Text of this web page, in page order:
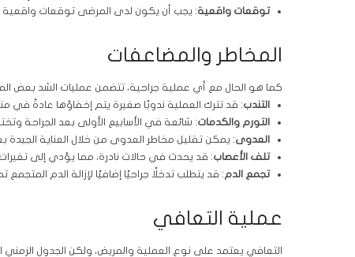
توقعات واقعية: يجب أن يكون لدى المرضى توقعات واقعية
المخاطر والمضاعفات
كما هو الحال مع أي عملية جراحية، تتضمن عمليات الشد بعض
التندب: قد تترك العملية ندوبًا صغيرة يتم إخفاؤها عادةً في
التورم والكدمات: شائعة في الأسابيع الأولى بعد الجراحة
العدوى: يمكن تقليل مخاطر العدوى من خلال العناية الجيدة
تلف الأعصاب: قد يحدث في حالات نادرة، مما يؤدي إلى
تجمع الدم: قد يتطلب تدخلًا جراحيًا إضافيًا لإزالة الدم المتجمع
عملية التعافي
التعافي يعتمد على نوع العملية والمريض، ولكن الجدول الزمني